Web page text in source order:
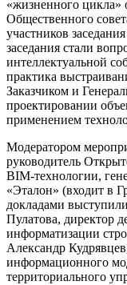
«жизненного цикла»
Общественного
участников
заседания стали
интеллектуальной
практика
Заказчиком и
проектировании
применением
Модератором
руководитель
BIM-технологии,
«Эталон» (входит в
докладами
Пулатова, директор
информатизации
Александр
информационного
территориального